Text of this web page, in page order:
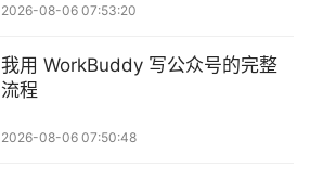
2026-08-06 07:53:20
我用 WorkBuddy 写公众号的完整
流程
2026-08-06 07:50:48